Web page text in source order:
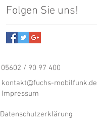
Folgen Sie uns!
05602 / 90 97 400
kontakt@fuchs-mobilfunk.de
Impressum
Datenschutzerklärung